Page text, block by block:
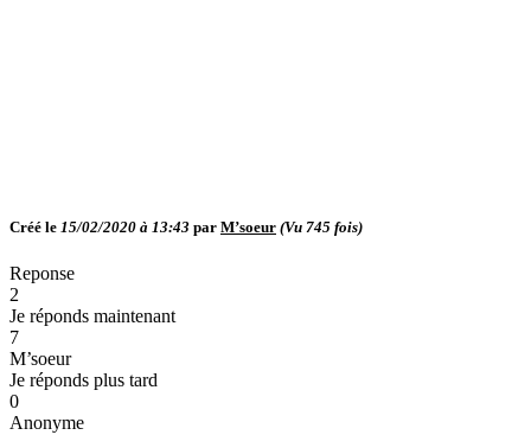
Créé le 15/02/2020 à 13:43 par M’soeur (Vu 745 fois)
Reponse
2
Je réponds maintenant
7
M’soeur
Je réponds plus tard
0
Anonyme